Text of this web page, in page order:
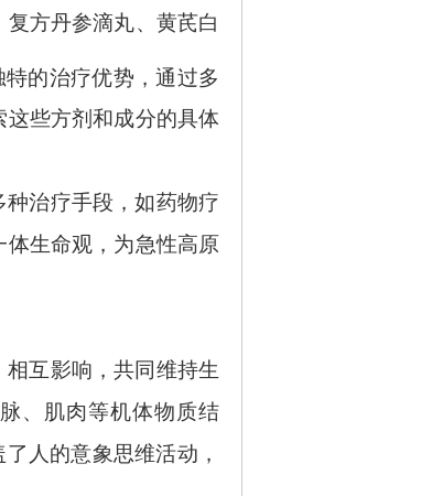
方丹参滴丸、黄芪白
的治疗优势，通过多
些方剂和成分的具体
治疗手段，如药物疗
生命观，为急性高原
互影响，共同维持生
、肌肉等机体物质结
人的意象思维活动，